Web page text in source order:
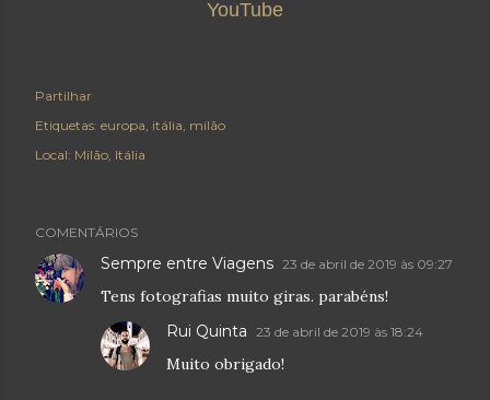
YouTube
Partilhar
Etiquetas: europa itália milão
Local: Milão, Itália
COMENTÁRIOS
Sempre entre Viagens 23 de abril de 2019 às 09:27
Tens fotografias muito giras. parabéns!
Rui Quinta 23 de abril de 2019 às 18:24
Muito obrigado!